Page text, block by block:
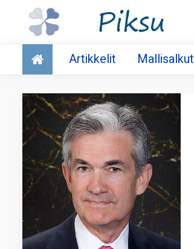
Talous
Artikkelit Mallisalkut